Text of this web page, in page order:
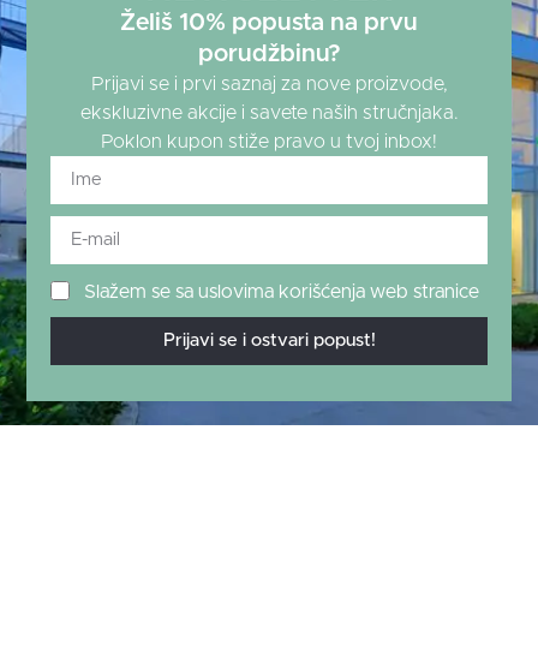
Želiš 10% popusta na prvu
porudžbinu?
Prijavi se i prvi saznaj za nove proizvode,
ekskluzivne akcije i savete naših stručnjaka.
Poklon kupon stiže pravo u tvoj inbox!
Slažem se sa uslovima korišćenja web stranice
Prijavi se i ostvari popust!